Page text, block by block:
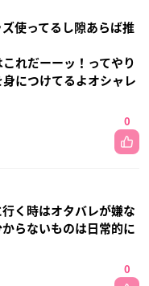
使ってるし隙あらば推
れだーーッ！ってやり
につけてるよオシャレ
0
く時はオタバレが嫌な
らないものは日常的に
0